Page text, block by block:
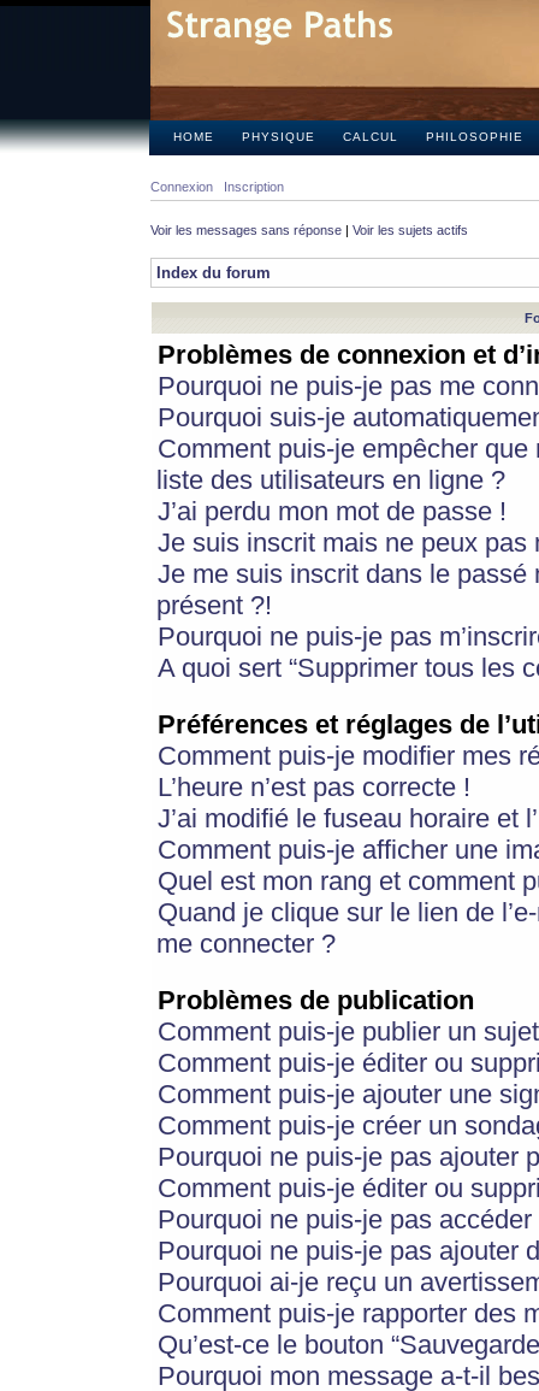
HOME PHYSIQUE CALCUL PHILOSOPHIE
Connexion Inscription
Voir les messages sans réponse | Voir les sujets actifs
Index du forum
Problèmes de connexion et
Pourquoi ne puis-je pas me
Pourquoi suis-je
Comment puis-je empêcher
liste des utilisateurs en ligne ?
J’ai perdu mon mot de passe !
Je suis inscrit mais ne peux pas
Je me suis inscrit dans le
présent ?!
Pourquoi ne puis-je pas
A quoi sert “Supprimer tous les
Préférences et réglages de
Comment puis-je modifier mes
L’heure n’est pas correcte !
J’ai modifié le fuseau horaire et
Comment puis-je afficher une
Quel est mon rang et comment
Quand je clique sur le lien de
me connecter ?
Problèmes de publication
Comment puis-je publier un
Comment puis-je éditer ou
Comment puis-je ajouter une
Comment puis-je créer un
Pourquoi ne puis-je pas ajouter
Comment puis-je éditer ou
Pourquoi ne puis-je pas
Pourquoi ne puis-je pas ajouter
Pourquoi ai-je reçu un
Comment puis-je rapporter des
Qu’est-ce le bouton
Pourquoi mon message a-t-il